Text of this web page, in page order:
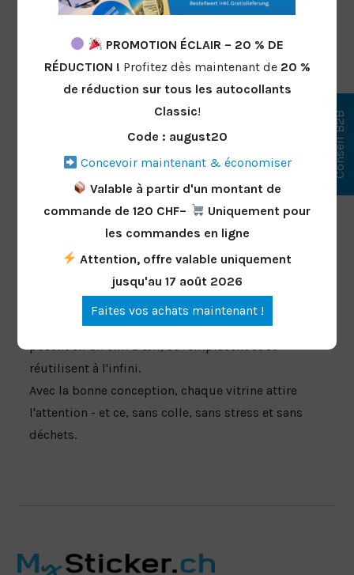
Humidifier l'autocollant (en option)- pour
bulles d'air
Appuyer doucement- avec un chiffon doux
Il suffit de le décoller - en cas de
changement de motif, il s'enlève sans laisser
Les autocollants No Glue sont la solution flexible,
durable et économiquepour une décoration
fêtes ou de décorations saisonnières, ils se
posent en un clin d'œil, se remplacent et se
réutilisent à l'infini.
Avec la bonne conception, chaque vitrine attire
l'attention - et ce, sans colle, sans stress et sans
déchets.
PROMOTION ÉCLAIR – 20 % DE
RÉDUCTION ! Profitez dès maintenant de 20 %
de réduction sur tous les autocollants
Classic!
Code : august20
Concevoir maintenant & économiser
Valable à partir d'un montant de
commande de 120 CHF–
Uniquement pour
les commandes en ligne
Attention, offre valable uniquement
jusqu'au 17 août 2026
Faites vos achats maintenant !
Conseil B2B